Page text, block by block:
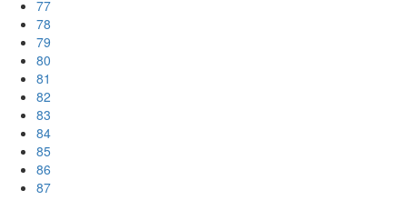
77
78
79
80
81
82
83
84
85
86
87